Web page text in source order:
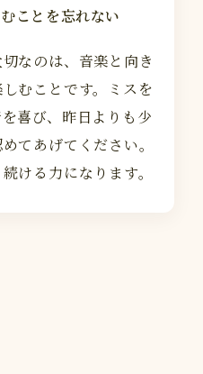
ことを忘れない
なのは、音楽と向き
むことです。ミスを
喜び、昨日よりも少
てあげてください。
ける力になります。